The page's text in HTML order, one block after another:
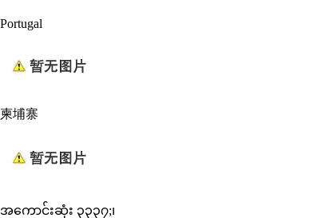
Portugal
柬埔寨
အကောင်းဆုံး ၃၃၃၇;၊